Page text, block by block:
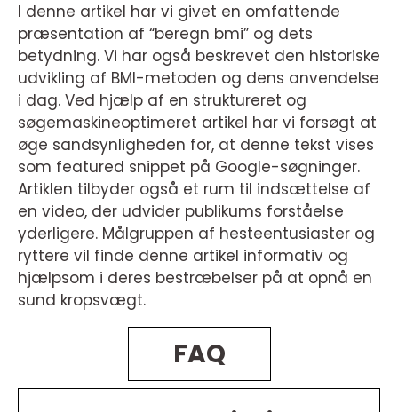
I denne artikel har vi givet en omfattende
præsentation af “beregn bmi” og dets
betydning. Vi har også beskrevet den historiske
udvikling af BMI-metoden og dens anvendelse
i dag. Ved hjælp af en struktureret og
søgemaskineoptimeret artikel har vi forsøgt at
øge sandsynligheden for, at denne tekst vises
som featured snippet på Google-søgninger.
Artiklen tilbyder også et rum til indsættelse af
en video, der udvider publikums forståelse
yderligere. Målgruppen af hesteentusiaster og
ryttere vil finde denne artikel informativ og
hjælpsom i deres bestræbelser på at opnå en
sund kropsvægt.
FAQ